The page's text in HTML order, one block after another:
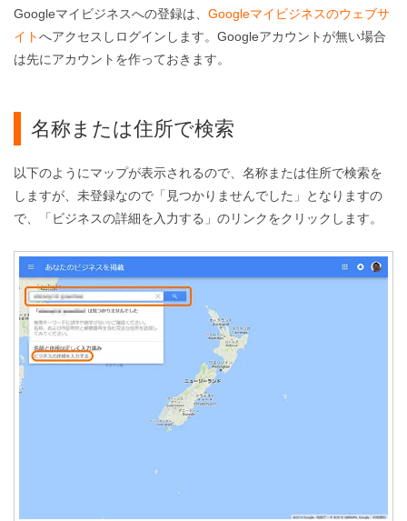
Googleマイビジネスへの登録は、 Googleマイビジネスのウェブサ
イトへアクセスしログインします。Googleアカウントが無い場合
は先にアカウントを作っておきます。
名称または住所で検索
以下のようにマップが表示されるので、名称または住所で検索を
しますが、未登録なので「見つかりませんでした」となりますの
で、「ビジネスの詳細を入力する」のリンクをクリックします。